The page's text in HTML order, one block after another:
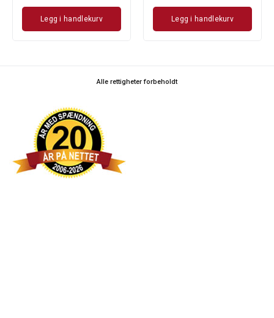
Legg i handlekurv Legg i handlekurv
Alle rettigheter forbeholdt